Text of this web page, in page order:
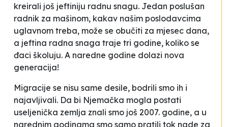
kreirali još jeftiniju radnu snagu. Jedan poslušan
radnik za mašinom, kakav našim poslodavcima
uglavnom treba, može se obučiti za mjesec dana,
a jeftina radna snaga traje tri godine, koliko se
đaci školuju. A naredne godine dolazi nova
generacija!
Migracije se nisu same desile, bodrili smo ih i
najavljivali. Da bi Njemačka mogla postati
useljenička zemlja znali smo još 2007. godine, a u
narednim godinama smo samo pratili tok nade za